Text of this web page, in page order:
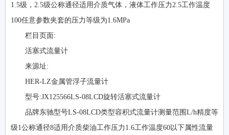
1.5级，2.5级公称通径适用介质气体，液体工作压力2.5工作温度
100任意参数夹套的压力等级为1.6MPa
栏目页面:
活塞式流量计
来源址:
HER-LZ金属管浮子流量计
型号:JX125566LS-08LCD旋转活塞式流量计
品牌东驰型号LS-08LCD类型容积式流量计测量范围L/h精度等
级1公称通径8适用介质柴油工作压力1.6工作温度60以下属性流量